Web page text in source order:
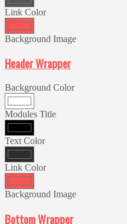
Link Color
Background Image
Header Wrapper
Background Color
Modules Title
Text Color
Link Color
Background Image
Bottom Wrapper